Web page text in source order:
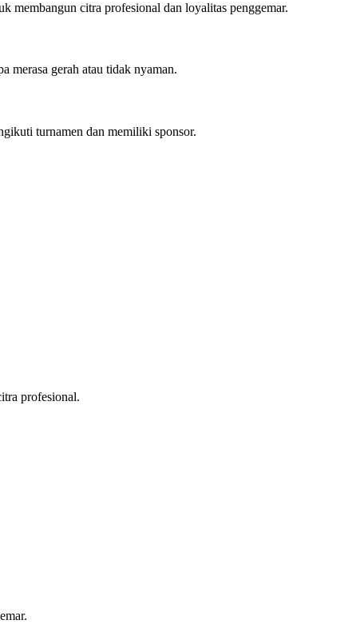
membangun citra profesional dan loyalitas penggemar.
merasa gerah atau tidak nyaman.
turnamen dan memiliki sponsor.
profesional.